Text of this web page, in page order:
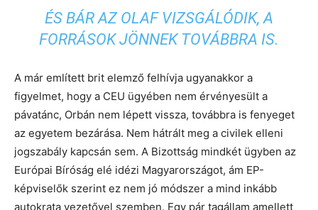
ÉS BÁR AZ OLAF VIZSGÁLÓDIK, A
FORRÁSOK JÖNNEK TOVÁBBRA IS.
A már említett brit elemző felhívja ugyanakkor a
figyelmet, hogy a CEU ügyében nem érvényesült a
pávatánc, Orbán nem lépett vissza, továbbra is fenyeget
az egyetem bezárása. Nem hátrált meg a civilek elleni
jogszabály kapcsán sem. A Bizottság mindkét ügyben az
Európai Bíróság elé idézi Magyarországot, ám EP-
képviselők szerint ez nem jó módszer a mind inkább
autokrata vezetővel szemben. Egy pár tagállam amellett